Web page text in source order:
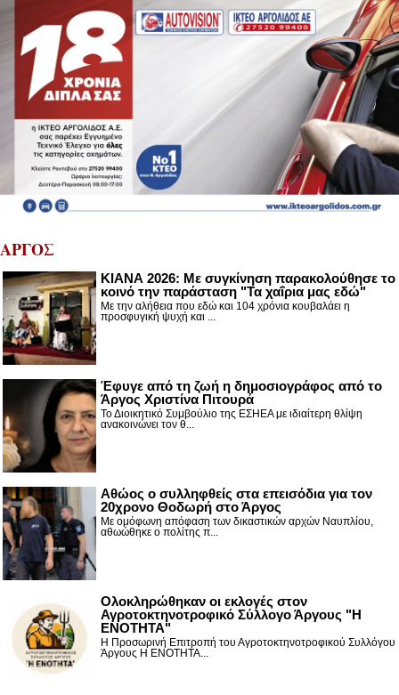
ΑΡΓΟΣ
ΚΙΑΝΑ 2026: Με συγκίνηση παρακολούθησε το
κοινό την παράσταση "Τα χαΐρια μας εδώ"
Με την αλήθεια που εδώ και 104 χρόνια κουβαλάει η
προσφυγική ψυχή και ...
Έφυγε από τη ζωή η δημοσιογράφος από το
Άργος Χριστίνα Πιτουρά
Το Διοικητικό Συμβούλιο της ΕΣΗΕΑ με ιδιαίτερη θλίψη
ανακοινώνει τον θ...
Αθώος ο συλληφθείς στα επεισόδια για τον
20χρονο Θοδωρή στο Άργος
Με ομόφωνη απόφαση των δικαστικών αρχών Ναυπλίου,
αθωώθηκε ο πολίτης π...
Ολοκληρώθηκαν οι εκλογές στον
Αγροτοκτηνοτροφικό Σύλλογο Άργους "Η
ΕΝΟΤΗΤΑ"
Η Προσωρινή Επιτροπή του Αγροτοκτηνοτροφικού Συλλόγου
Άργους Η ΕΝΟΤΗΤΑ...